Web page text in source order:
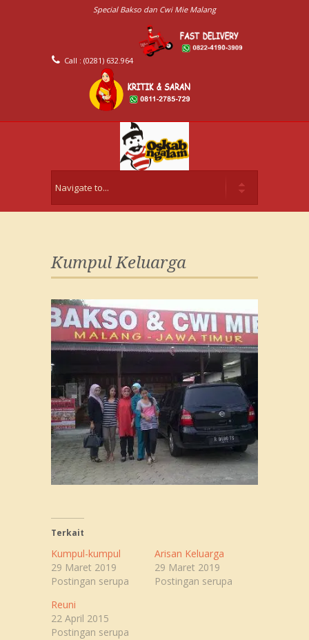
Special Bakso dan Cwi Mie Malang
Call : (0281) 632.964
Kumpul Keluarga
Terkait
Kumpul-kumpul
29 Maret 2019
Postingan serupa
Arisan Keluarga
29 Maret 2019
Postingan serupa
Reuni
22 April 2015
Postingan serupa